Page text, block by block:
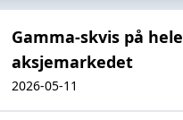
Gamma-skvis på hele
aksjemarkedet
2026-05-11